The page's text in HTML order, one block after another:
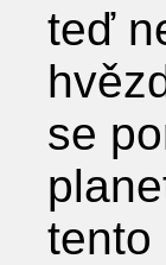
teď
se
tento